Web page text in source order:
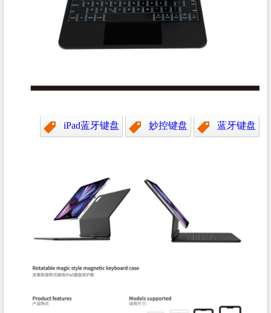
iPad蓝牙键盘 妙控键盘 蓝牙键盘